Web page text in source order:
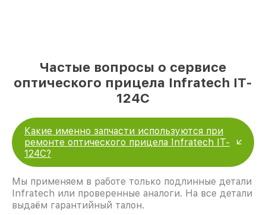
Частые вопросы о сервисе
оптического прицела Infratech IT-
124C
Какие именно запчасти используются при
ремонте оптического прицела Infratech IT-
124C?
Мы применяем в работе только подлинные детали
Infratech или проверенные аналоги. На все детали
выдаём гарантийный талон.